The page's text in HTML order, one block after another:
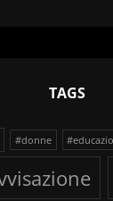
TAGS
#donne